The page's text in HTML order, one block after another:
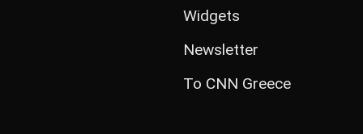
Widgets
Newsletter
Το CNN Greece